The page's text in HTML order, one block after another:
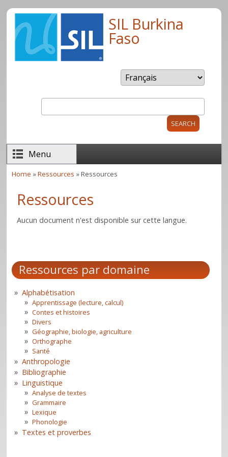
Skip to main content SIL Burkina
Faso
Search form
Menu
Home »Ressources » Ressources
Ressources
Aucun document n'est disponible sur cette langue.
Ressources par domaine
Alphabétisation
Apprentissage (lecture, calcul)
Contes et histoires
Divers
Géographie, biologie, agriculture
Orthographe
Santé
Anthropologie
Bibliographie
Linguistique
Analyse de textes
Grammaire
Lexique
Phonologie
Textes et proverbes